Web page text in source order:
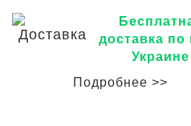
доставка по
Украине
Подробнее >>